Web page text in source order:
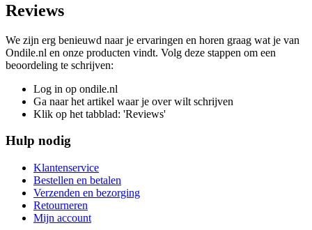
Reviews
We zijn erg benieuwd naar je ervaringen en horen graag wat je van
Ondile.nl en onze producten vindt. Volg deze stappen om een
beoordeling te schrijven:
Log in op ondile.nl
Ga naar het artikel waar je over wilt schrijven
Klik op het tabblad: 'Reviews'
Hulp nodig
Klantenservice
Bestellen en betalen
Verzenden en bezorging
Retourneren
Mijn account